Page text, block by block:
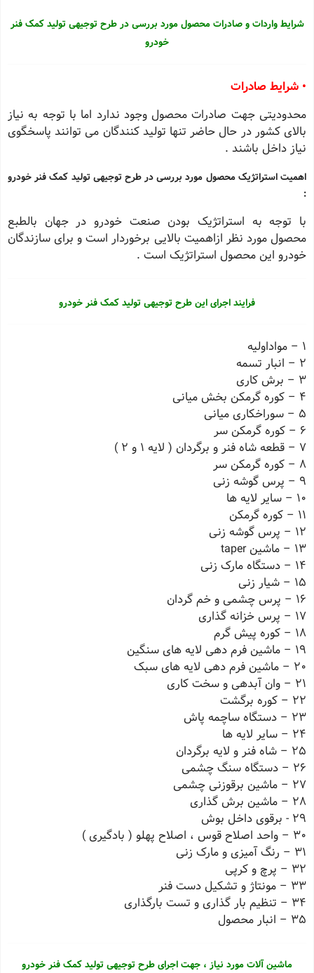
شرایط واردات و صادرات محصول مورد بررسی در طرح توجیهی تولید کمک فنر
خودرو
• شرایط صادرات
محدودیتی جهت صادرات محصول وجود ندارد اما با توجه به نیاز
بالای کشور در حال حاضر تنها تولید کنندگان می توانند پاسخگوی
نیاز داخل باشند .
اهمیت استراتژیک محصول مورد بررسی در طرح توجیهی تولید کمک فنر خودرو
:
با توجه به استراتژیک بودن صنعت خودرو در جهان بالطبع
محصول مورد نظر ازاهمیت بالایی برخوردار است و برای سازندگان
خودرو این محصول استراتژیک است .
فرایند اجرای این طرح توجیهی تولید کمک فنر خودرو
1 – مواداولیه
2 – انبار تسمه
3 – برش کاری
4 – کوره گرمکن بخش میانی
5 – سوراخکاری میانی
6 – کوره گرمکن سر
7 – قطعه شاه فنر و برگردان ( لایه 1 و 2 )
8 – کوره گرمکن سر
9 – پرس گوشه زنی
10 – سایر لایه ها
11 – کوره گرمکن
12 – پرس گوشه زنی
13 – ماشین taper
14 – دستگاه مارک زنی
15 – شیار زنی
16 – پرس چشمی و خم گردان
17 – پرس خزانه گذاری
18 – کوره پیش گرم
19 – ماشین فرم دهی لایه های سنگین
20 – ماشین فرم دهی لایه های سبک
21 – وان آبدهی و سخت کاری
22 – کوره برگشت
23 – دستگاه ساچمه پاش
24 – سایر لایه ها
25 – شاه فنر و لایه برگردان
26 – دستگاه سنگ چشمی
27 – ماشین برقوزنی چشمی
28 – ماشین برش گذاری
29 - برقوی داخل بوش
30 – واحد اصلاح قوس ، اصلاح پهلو ( بادگیری )
31 – رنگ آمیزی و مارک زنی
32 – پرچ و کرپی
33 – مونتاژ و تشکیل دست فنر
34 – تنظیم بار گذاری و تست بارگذاری
35 – انبار محصول
ماشین آلات مورد نیاز ، جهت اجرای طرح توجیهی تولید کمک فنر خودرو